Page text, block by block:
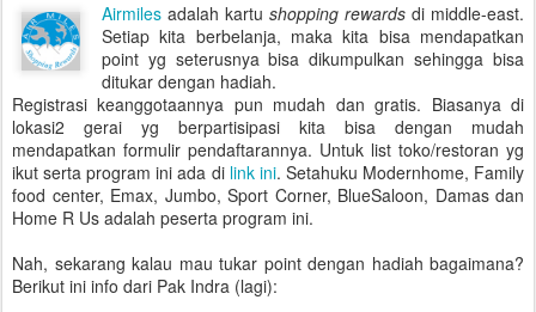
Airmiles adalah kartu shopping rewards di middle-east.
Setiap kita berbelanja, maka kita bisa mendapatkan
point yg seterusnya bisa dikumpulkan sehingga bisa
ditukar dengan hadiah.
Registrasi keanggotaannya pun mudah dan gratis. Biasanya di
lokasi2 gerai yg berpartisipasi kita bisa dengan mudah
mendapatkan formulir pendaftarannya. Untuk list toko/restoran yg
ikut serta program ini ada di link ini. Setahuku Modernhome, Family
food center, Emax, Jumbo, Sport Corner, BlueSaloon, Damas dan
Home R Us adalah peserta program ini.
Nah, sekarang kalau mau tukar point dengan hadiah bagaimana?
Berikut ini info dari Pak Indra (lagi):